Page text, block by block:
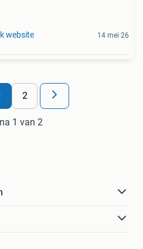
website 14 mei 26
2
1 van 2